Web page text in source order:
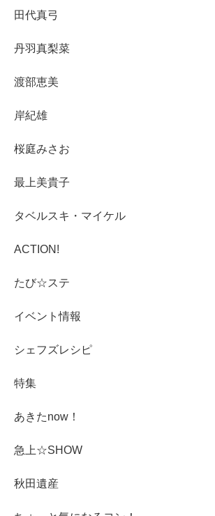
田代真弓
丹羽真梨菜
渡部恵美
岸紀雄
桜庭みさお
最上美貴子
タベルスキ・マイケル
ACTION!
たび☆ステ
イベント情報
シェフズレシピ
特集
あきたnow！
急上☆SHOW
秋田遺産